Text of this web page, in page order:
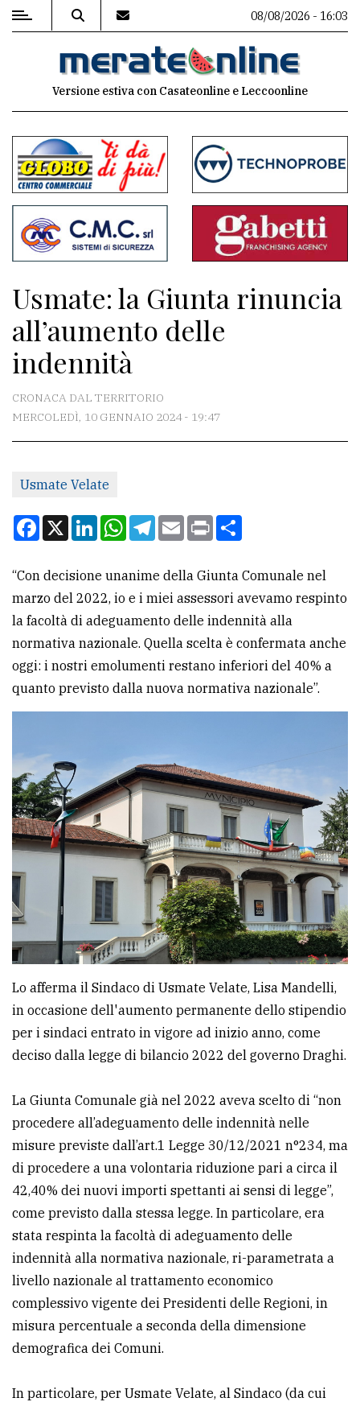
MENU
commenti
Contenuti
del
sito
Associazioni
Meteo
CONTATTI
Scrivici
Per
la
pubblicità
CERCA
Cerca
per
Ricerca
avanzata
LE
ALTRE
TESTATE
PRIVACY
Privacy
policy
policy
08/08/2026 - 16:03
Versione estiva con Casateonline e Leccoonline
Usmate: la Giunta rinuncia
all’aumento delle
indennità
CRONACA DAL TERRITORIO
MERCOLEDÌ, 10 GENNAIO 2024 - 19:47
Usmate Velate
Facebook
X LinkedInWhatsApp
Telegram
EmailPrint
“Con decisione unanime della Giunta Comunale nel
marzo del 2022, io e i miei assessori avevamo respinto
la facoltà di adeguamento delle indennità alla
normativa nazionale. Quella scelta è confermata anche
oggi: i nostri emolumenti restano inferiori del 40% a
quanto previsto dalla nuova normativa nazionale”.
Lo afferma il Sindaco di Usmate Velate, Lisa Mandelli,
in occasione dell'aumento permanente dello stipendio
per i sindaci entrato in vigore ad inizio anno, come
deciso dalla legge di bilancio 2022 del governo Draghi.
La Giunta Comunale già nel 2022 aveva scelto di “non
procedere all’adeguamento delle indennità nelle
misure previste dall’art.1 Legge 30/12/2021 n°234, ma
di procedere a una volontaria riduzione pari a circa il
42,40% dei nuovi importi spettanti ai sensi di legge”,
come previsto dalla stessa legge. In particolare, era
stata respinta la facoltà di adeguamento delle
indennità alla normativa nazionale, ri-parametrata a
livello nazionale al trattamento economico
complessivo vigente dei Presidenti delle Regioni, in
misura percentuale a seconda della dimensione
demografica dei Comuni.
In particolare, per Usmate Velate, al Sindaco (da cui